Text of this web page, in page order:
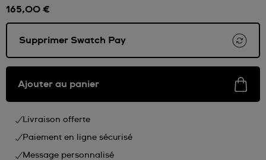
165,00 €
Supprimer Swatch Pay
Ajouter au panier
Livraison offerte
Paiement en ligne sécurisé
Message personnalisé